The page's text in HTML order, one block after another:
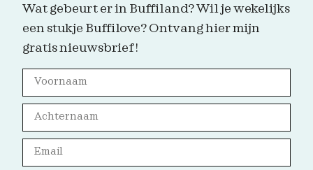
Wat gebeurt er in Buffiland? Wil je wekelijks
een stukje Buffilove? Ontvang hier mijn
gratis nieuwsbrief!